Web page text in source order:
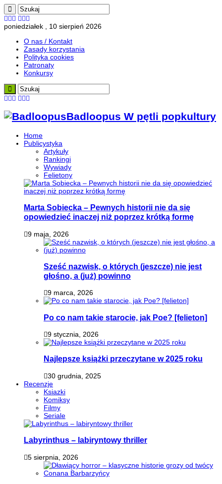
poniedziałek , 10 sierpień 2026
O nas / Kontakt
Zasady korzystania
Polityka cookies
Patronaty
Konkursy
Badloopus W pętli popkultury
Home
Publicystyka
Artykuły
Rankingi
Wywiady
Felietony
Marta Sobiecka – Pewnych historii nie da się
opowiedzieć inaczej niż poprzez krótką formę
9 maja, 2026
Sześć nazwisk, o których (jeszcze) nie jest
głośno, a (już) powinno
9 marca, 2026
Po co nam takie starocie, jak Poe? [felieton]
9 stycznia, 2026
Najlepsze książki przeczytane w 2025 roku
30 grudnia, 2025
Recenzje
Ksiazki
Komiksy
Filmy
Seriale
Labyrinthus – labiryntowy thriller
5 sierpnia, 2026